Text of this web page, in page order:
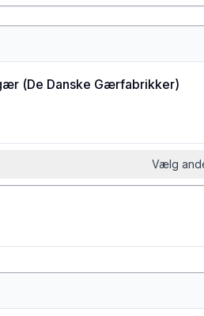
(De Danske Gærfabrikker)
Vælg